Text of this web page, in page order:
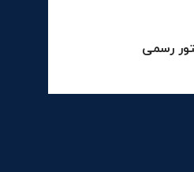
رسمی